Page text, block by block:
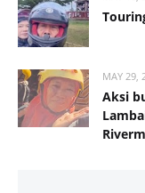
MAY 29,
Aksi